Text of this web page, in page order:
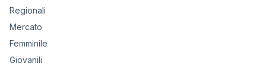
Regionali
Mercato
Femminile
Giovanili